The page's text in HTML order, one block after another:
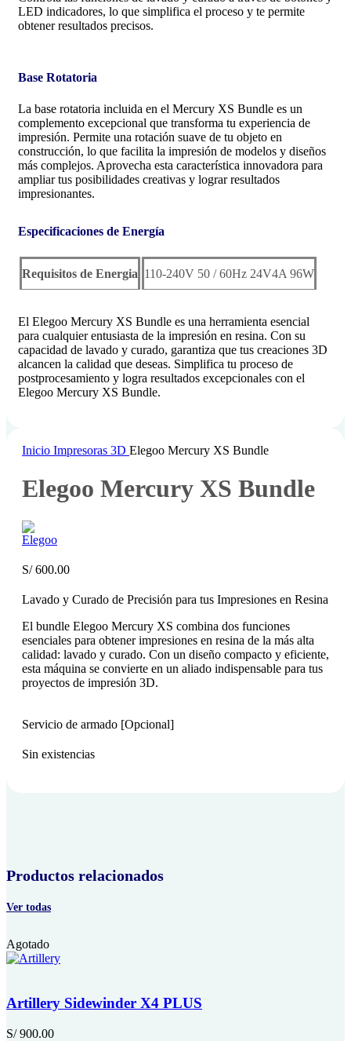
LED indicadores, lo que simplifica el proceso y te permite
obtener resultados precisos.
Base Rotatoria
La base rotatoria incluida en el Mercury XS Bundle es un
complemento excepcional que transforma tu experiencia de
impresión. Permite una rotación suave de tu objeto en
construcción, lo que facilita la impresión de modelos y diseños
más complejos. Aprovecha esta característica innovadora para
ampliar tus posibilidades creativas y lograr resultados
impresionantes.
Especificaciones de Energía
Requisitos de Energia 110-240V 50 / 60Hz 24V4A 96W
El Elegoo Mercury XS Bundle es una herramienta esencial
para cualquier entusiasta de la impresión en resina. Con su
capacidad de lavado y curado, garantiza que tus creaciones 3D
alcancen la calidad que deseas. Simplifica tu proceso de
postprocesamiento y logra resultados excepcionales con el
Elegoo Mercury XS Bundle.
Inicio Impresoras 3D Elegoo Mercury XS Bundle
Elegoo Mercury XS Bundle
S/600.00
Lavado y Curado de Precisión para tus Impresiones en Resina
El bundle Elegoo Mercury XS combina dos funciones
esenciales para obtener impresiones en resina de la más alta
calidad: lavado y curado. Con un diseño compacto y eficiente,
esta máquina se convierte en un aliado indispensable para tus
proyectos de impresión 3D.
Servicio de armado [Opcional]
Sin existencias
Productos relacionados
Ver todas
Agotado
Artillery Sidewinder X4 PLUS
S/900.00